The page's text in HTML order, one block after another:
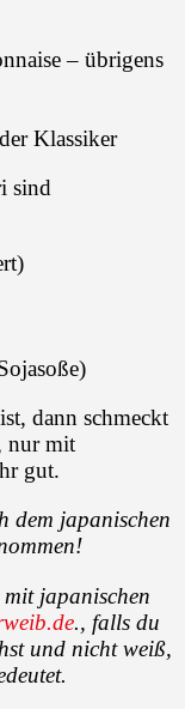
– übrigens
Klassiker
sind
dann schmeckt
nur mit
gut.
dem japanischen
japanischen
., falls du
und nicht weiß,